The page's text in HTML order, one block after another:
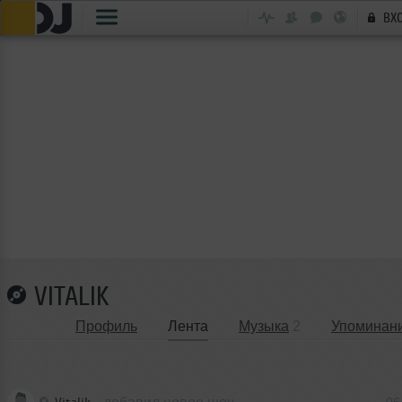
VITALIK
Профиль Лента Музыка